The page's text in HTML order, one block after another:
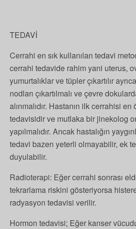
TEDAVİ
Cerrahi en sık kullanılan tedavi
cerrahi tedavide rahim yani uterus,
yumurtalıklar ve tüpler çıkartılır
nodları çıkartılmalı ve çevre
alınmalıdır. Hastanın ilk cerrahisi
tedavisidir ve mutlaka bir jinekolog
yapılmalıdır. Ancak hastalığın
tedavi bazen yeterli olmayabilir, ek
duyulabilir.
Radioterapi: Eğer cerrahi sonrası
tekrarlama riskini gösteriyorsa
radyasyon tedavisi verilir.
Hormon tedavisi; Eğer kanser